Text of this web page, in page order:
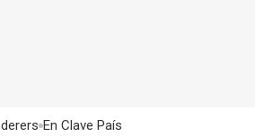
En Clave País